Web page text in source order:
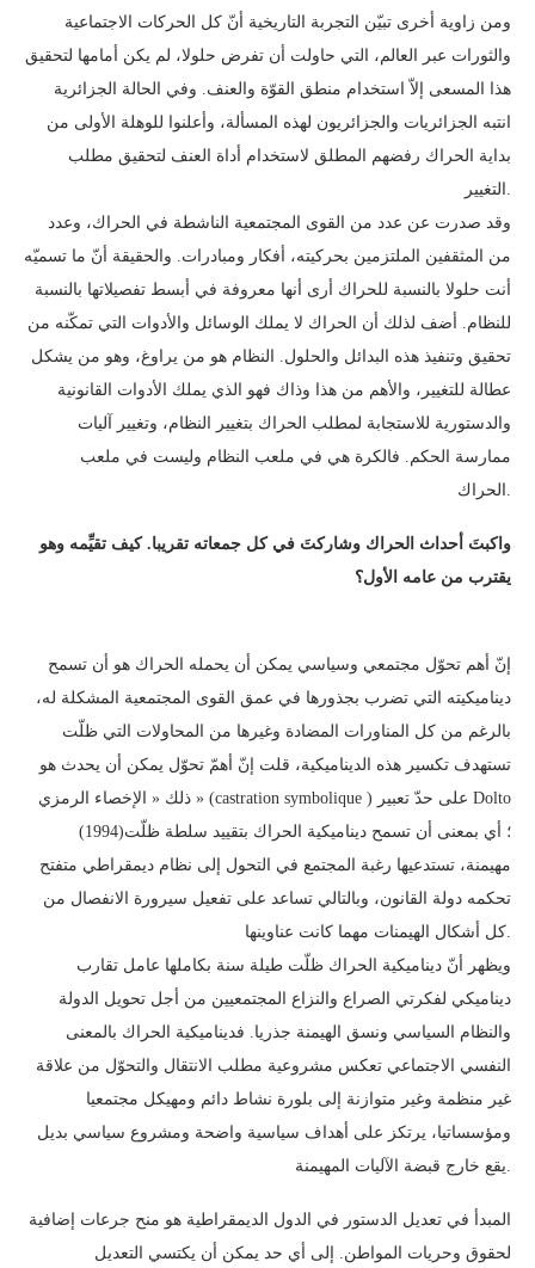
ومن زاوية أخرى تبيّن التجربة التاريخية أنّ كل الحركات الاجتماعية
والثورات عبر العالم، التي حاولت أن تفرض حلولا، لم يكن أمامها لتحقيق
هذا المسعى إلاّ استخدام منطق القوّة والعنف. وفي الحالة الجزائرية
انتبه الجزائريات والجزائريون لهذه المسألة، وأعلنوا للوهلة الأولى من
بداية الحراك رفضهم المطلق لاستخدام أداة العنف لتحقيق مطلب
التغيير.
وقد صدرت عن عدد من القوى المجتمعية الناشطة في الحراك، وعدد
من المثقفين الملتزمين بحركيته، أفكار ومبادرات. والحقيقة أنّ ما تسميّه
أنت حلولا بالنسبة للحراك أرى أنها معروفة في أبسط تفصيلاتها بالنسبة
للنظام. أضف لذلك أن الحراك لا يملك الوسائل والأدوات التي تمكّنه من
تحقيق وتنفيذ هذه البدائل والحلول. النظام هو من يراوغ، وهو من يشكل
عطالة للتغيير، والأهم من هذا وذاك فهو الذي يملك الأدوات القانونية
والدستورية للاستجابة لمطلب الحراك بتغيير النظام، وتغيير آليات
ممارسة الحكم. فالكرة هي في ملعب النظام وليست في ملعب
الحراك.
واكبتَ أحداث الحراك وشاركتَ في كل جمعاته تقريبا. كيف تقيِّمه وهو
يقترب من عامه الأول؟
إنّ أهم تحوّل مجتمعي وسياسي يمكن أن يحمله الحراك هو أن تسمح
ديناميكيته التي تضرب بجذورها في عمق القوى المجتمعية المشكلة له،
بالرغم من كل المناورات المضادة وغيرها من المحاولات التي ظلّت
تستهدف تكسير هذه الديناميكية، قلت إنّ أهمّ تحوّل يمكن أن يحدث هو
ذلك « الإخصاء الرمزي » (castration symbolique ) على حدّ تعبير Dolto
(1994)؛ أي بمعنى أن تسمح ديناميكية الحراك بتقييد سلطة ظلّت
مهيمنة، تستدعيها رغبة المجتمع في التحول إلى نظام ديمقراطي متفتح
تحكمه دولة القانون، وبالتالي تساعد على تفعيل سيرورة الانفصال من
كل أشكال الهيمنات مهما كانت عناوينها.
ويظهر أنّ ديناميكية الحراك ظلّت طيلة سنة بكاملها عامل تقارب
ديناميكي لفكرتي الصراع والنزاع المجتمعيين من أجل تحويل الدولة
والنظام السياسي ونسق الهيمنة جذريا. فديناميكية الحراك بالمعنى
النفسي الاجتماعي تعكس مشروعية مطلب الانتقال والتحوّل من علاقة
غير منظمة وغير متوازنة إلى بلورة نشاط دائم ومهيكل مجتمعيا
ومؤسساتيا، يرتكز على أهداف سياسية واضحة ومشروع سياسي بديل
يقع خارج قبضة الآليات المهيمنة.
المبدأ في تعديل الدستور في الدول الديمقراطية هو منح جرعات إضافية
لحقوق وحريات المواطن. إلى أي حد يمكن أن يكتسي التعديل